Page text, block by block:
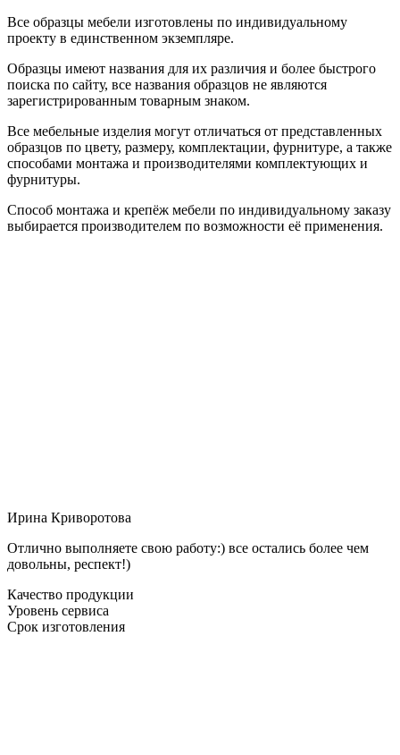
Все образцы мебели изготовлены по индивидуальному
проекту в единственном экземпляре.
Образцы имеют названия для их различия и более быстрого
поиска по сайту, все названия образцов не являются
зарегистрированным товарным знаком.
Все мебельные изделия могут отличаться от представленных
образцов по цвету, размеру, комплектации, фурнитуре, а также
способами монтажа и производителями комплектующих и
фурнитуры.
Способ монтажа и крепёж мебели по индивидуальному заказу
выбирается производителем по возможности её применения.
Ирина Криворотова
Отлично выполняете свою работу:) все остались более чем
довольны, респект!)
Качество продукции
Уровень сервиса
Срок изготовления